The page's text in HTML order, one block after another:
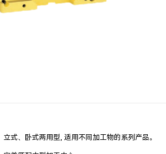
立式、卧式两用型, 适用不同加工物的系列产品。